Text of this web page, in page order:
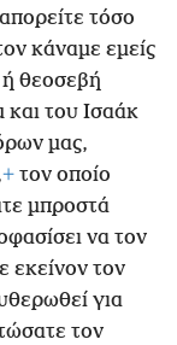
τόσο
κάναμε εμείς
ή θεοσεβή
του Ισαάκ
μας,
+ τον οποίο
μπροστά
να τον
εκείνον τον
για
τον